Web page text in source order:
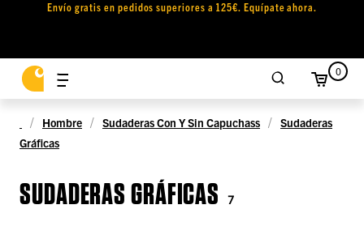
Envío gratis en pedidos superiores a 125€. Equípate ahora.
0
Hombre Sudaderas Con Y Sin Capuchass
Sudaderas
Gráficas
SUDADERAS GRÁFICAS 7